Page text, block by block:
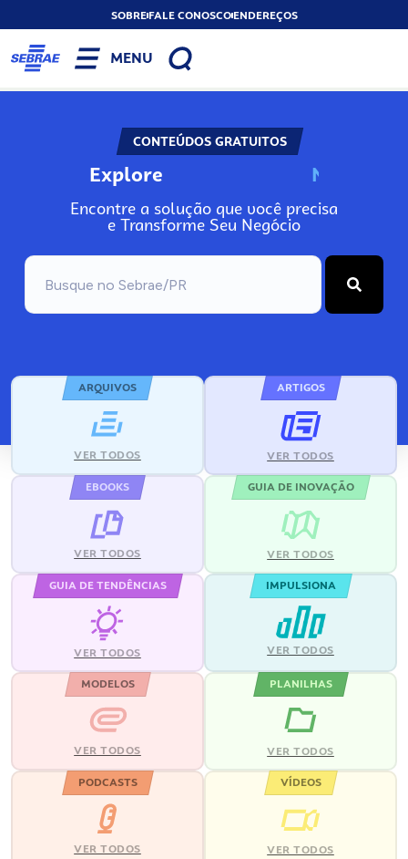
SOBREFALE CONOSCOENDEREÇOS
MENU
CONTEÚDOS GRATUITOS
Explore N
Encontre a solução que você precisa
e Transforme Seu Negócio
ARQUIVOS
VER TODOS
ARTIGOS
VER TODOS
EBOOKS
VER TODOS
GUIA DE INOVAÇÃO
VER TODOS
GUIA DE TENDÊNCIAS
VER TODOS
IMPULSIONA
VER TODOS
MODELOS
VER TODOS
PLANILHAS
VER TODOS
PODCASTS
VER TODOS
VÍDEOS
VER TODOS